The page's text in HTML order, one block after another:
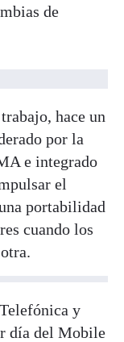
de
hace un
por la
e integrado
el
portabilidad
cuando los
y
día del Mobile